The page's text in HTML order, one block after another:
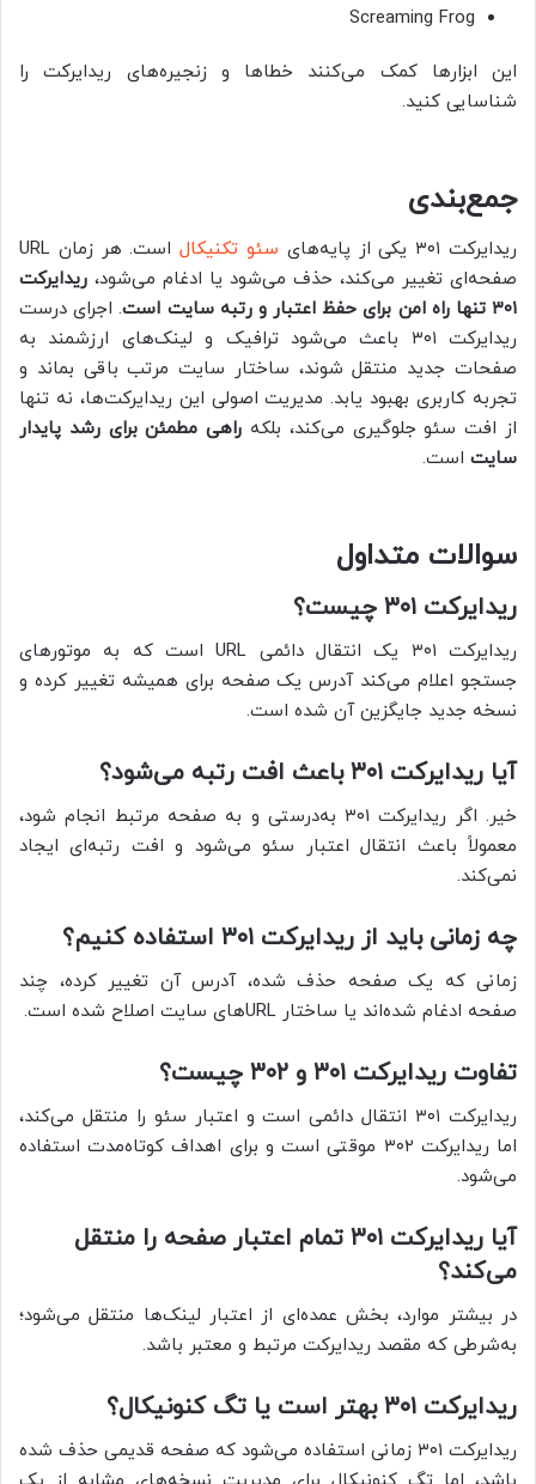
Screaming Frog
این ابزارها کمک می‌کنند خطاها و زنجیره‌های ریدایرکت را
شناسایی کنید.
جمع‌بندی
ریدایرکت ۳۰۱ یکی از پایه‌های سئو تکنیکال
است. هر زمان URL
صفحه‌ای تغییر می‌کند، حذف می‌شود یا ادغام می‌شود، ریدایرکت
۳۰۱ تنها راه امن برای حفظ اعتبار و رتبه سایت است
. اجرای درست
ریدایرکت ۳۰۱ باعث می‌شود ترافیک و لینک‌های ارزشمند به
صفحات جدید منتقل شوند، ساختار سایت مرتب باقی بماند و
تجربه کاربری بهبود یابد. مدیریت اصولی این ریدایرکت‌ها، نه تنها
از افت سئو جلوگیری می‌کند، بلکه راهی مطمئن برای رشد پایدار
سایت است.
سوالات متداول
ریدایرکت ۳۰۱ چیست؟
ریدایرکت ۳۰۱ یک انتقال دائمی URL است که به موتورهای
جستجو اعلام می‌کند آدرس یک صفحه برای همیشه تغییر کرده و
نسخه جدید جایگزین آن شده است.
آیا ریدایرکت ۳۰۱ باعث افت رتبه می‌شود؟
خیر. اگر ریدایرکت ۳۰۱ به‌درستی و به صفحه مرتبط انجام شود،
معمولاً باعث انتقال اعتبار سئو می‌شود و افت رتبه‌ای ایجاد
نمی‌کند.
چه زمانی باید از ریدایرکت ۳۰۱ استفاده کنیم؟
زمانی که یک صفحه حذف شده، آدرس آن تغییر کرده، چند
صفحه ادغام شده‌اند یا ساختار URLهای سایت اصلاح شده است.
تفاوت ریدایرکت ۳۰۱ و ۳۰۲ چیست؟
ریدایرکت ۳۰۱ انتقال دائمی است و اعتبار سئو را منتقل می‌کند،
اما ریدایرکت ۳۰۲ موقتی است و برای اهداف کوتاه‌مدت استفاده
می‌شود.
آیا ریدایرکت ۳۰۱ تمام اعتبار صفحه را منتقل
می‌کند؟
در بیشتر موارد، بخش عمده‌ای از اعتبار لینک‌ها منتقل می‌شود؛
به‌شرطی که مقصد ریدایرکت مرتبط و معتبر باشد.
ریدایرکت ۳۰۱ بهتر است یا تگ کنونیکال؟
ریدایرکت ۳۰۱ زمانی استفاده می‌شود که صفحه قدیمی حذف شده